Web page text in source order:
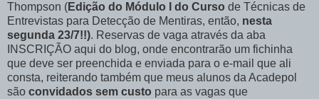
Thompson (Edição do Módulo I do Curso de Técnicas de
Entrevistas para Detecção de Mentiras, então, nesta
segunda 23/7!!). Reservas de vaga através da aba
INSCRIÇÃO aqui do blog, onde encontrarão um fichinha
que deve ser preenchida e enviada para o e-mail que ali
consta, reiterando também que meus alunos da Acadepol
são convidados sem custo para as vagas que